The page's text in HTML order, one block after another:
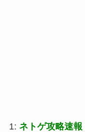
1: ネトゲ攻略速報